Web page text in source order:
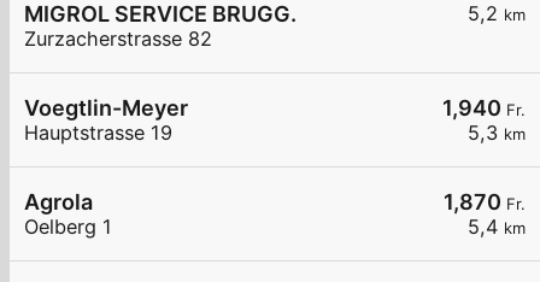
5,2 km
MIGROL SERVICE BRUGG.
Zurzacherstrasse 82
1,940 Fr.
5,3 km
Voegtlin-Meyer
Hauptstrasse 19
1,870 Fr.
5,4 km
Agrola
Oelberg 1